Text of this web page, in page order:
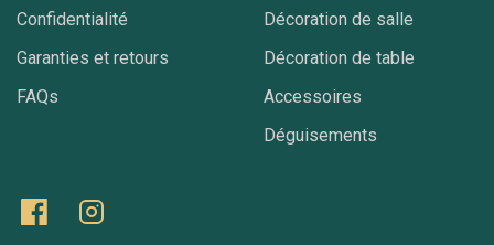
Confidentialité
Garanties et retours
FAQs
Décoration de salle
Décoration de table
Accessoires
Déguisements